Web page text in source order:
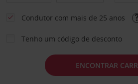
Condutor com mais de 25 anos
Tenho um código de desconto
ENCONTRAR